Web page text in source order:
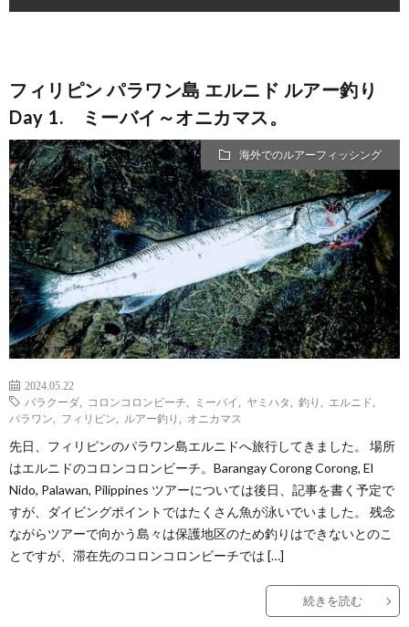
フィリピン パラワン島 エルニド ルアー釣り
Day 1. ミーバイ～オニカマス。
海外でのルアーフィッシング
2024.05.22
バラクーダ
コロンコロンビーチ ミーバイ ヤミハタ 釣り エルニド
パラワン
フィリピン ルアー釣り オニカマス
先日、フィリピンのパラワン島エルニドへ旅行してきました。 場所
はエルニドのコロンコロンビーチ。Barangay Corong Corong, El
Nido, Palawan, Pilippines ツアーについては後日、記事を書く予定で
すが、ダイビングポイントではたくさん魚が泳いでいました。 残念
ながらツアーで向かう島々は保護地区のため釣りはできないとのこ
とですが、滞在先のコロンコロンビーチでは […]
続きを読む